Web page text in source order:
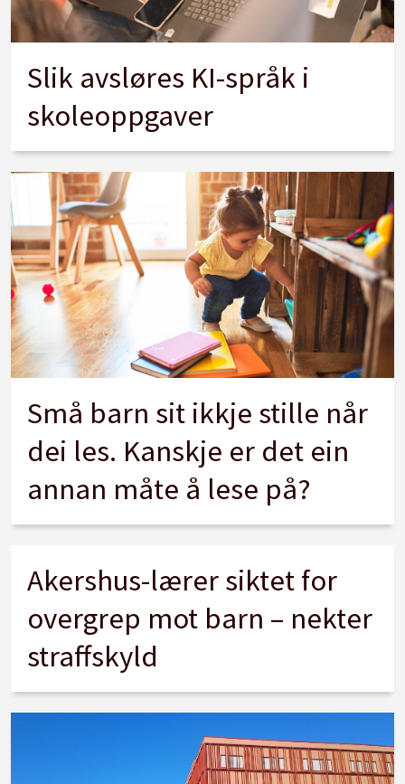
Slik avsløres KI-språk i
skoleoppgaver
Små barn sit ikkje stille når
dei les. Kanskje er det ein
annan måte å lese på?
Akershus-lærer siktet for
overgrep mot barn – nekter
straffskyld